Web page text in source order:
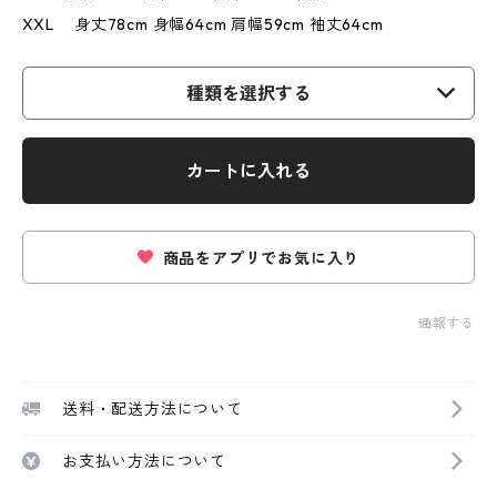
XXL 身丈78cm 身幅64cm 肩幅59cm 袖丈64cm
種類を選択する
カートに入れる
商品をアプリでお気に入り
通報する
送料・配送方法について
お支払い方法について